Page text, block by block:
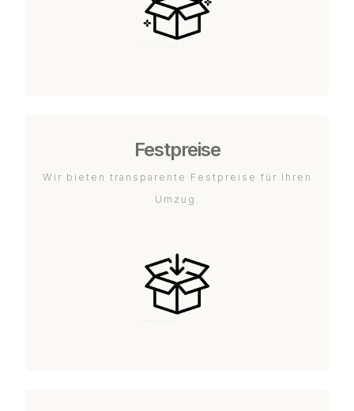
Festpreise
Wir bieten transparente Festpreise für Ihren
Umzug.